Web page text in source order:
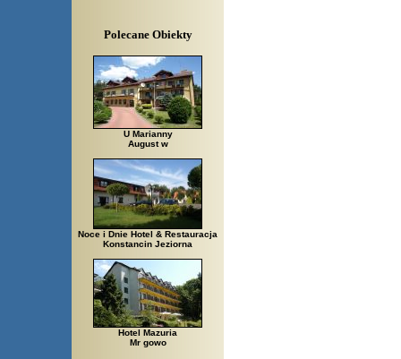
Polecane Obiekty
U Marianny
August w
Noce i Dnie Hotel & Restauracja
Konstancin Jeziorna
Hotel Mazuria
Mr gowo